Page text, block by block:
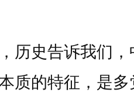
史告诉我们，
质的特征，是